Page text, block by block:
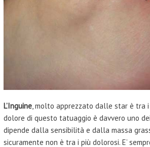
L’Inguine, molto apprezzato dalle star è tra
dolore di questo tatuaggio è davvero uno
dipende dalla sensibilità e dalla massa
sicuramente non è tra i più dolorosi. E’